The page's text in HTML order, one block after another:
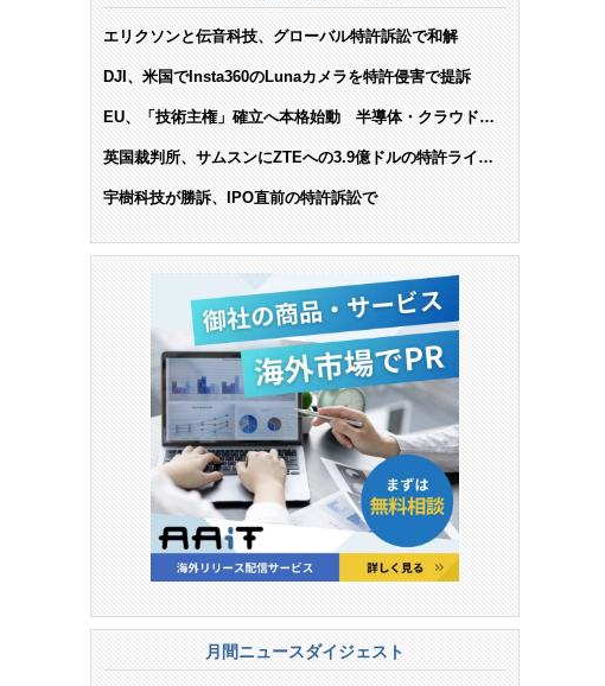
エリクソンと伝音科技、グローバル特許訴訟で和解
DJI、米国でInsta360のLunaカメラを特許侵害で提訴
EU、「技術主権」確立へ本格始動 半導体・クラウド・
英国裁判所、サムスンにZTEへの3.9億ドルの特許ライセ
宇樹科技が勝訴、IPO直前の特許訴訟で
月間ニュースダイジェスト